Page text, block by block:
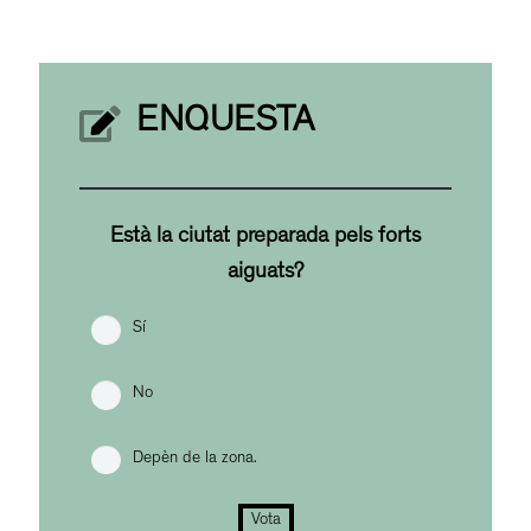
ENQUESTA
Està la ciutat preparada pels forts
aiguats?
Sí
No
Depèn de la zona.
Vota